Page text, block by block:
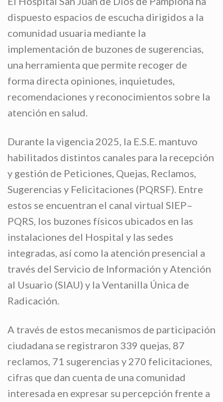
dispuesto espacios de escucha dirigidos a la
comunidad usuaria mediante la
implementación de buzones de sugerencias,
una herramienta que permite recoger de
forma directa opiniones, inquietudes,
recomendaciones y reconocimientos sobre la
atención en salud.
Durante la vigencia 2025, la E.S.E. mantuvo
habilitados distintos canales para la recepción
y gestión de Peticiones, Quejas, Reclamos,
Sugerencias y Felicitaciones (PQRSF). Entre
estos se encuentran el canal virtual SIEP–
PQRS, los buzones físicos ubicados en las
instalaciones del Hospital y las sedes
integradas, así como la atención presencial a
través del Servicio de Información y Atención
al Usuario (SIAU) y la Ventanilla Única de
Radicación.
A través de estos mecanismos de participación
ciudadana se registraron 339 quejas, 87
reclamos, 71 sugerencias y 270 felicitaciones,
cifras que dan cuenta de una comunidad
interesada en expresar su percepción frente a